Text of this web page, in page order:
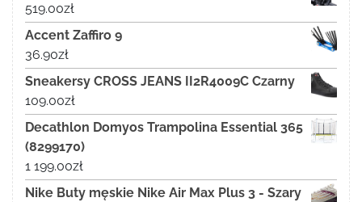
519.00zł
Accent Zaffiro 9
36.90zł
Sneakersy CROSS JEANS II2R4009C Czarny
109.00zł
Decathlon Domyos Trampolina Essential 365
(8299170)
1 199.00zł
Nike Buty męskie Nike Air Max Plus 3 - Szary